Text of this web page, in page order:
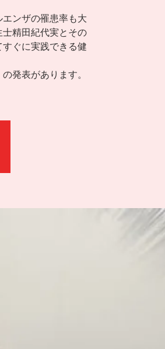
ンザの罹患率も大
精田紀代実とその
ぐに実践できる健
発表があります。